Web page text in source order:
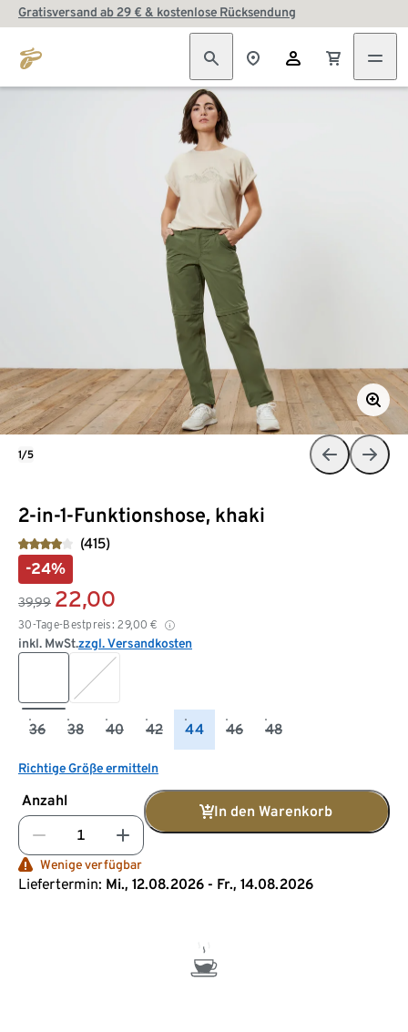
Gratisversand ab 29 € & kostenlose Rücksendung
2-in-1-Funktionshose, khaki
(415)
-24%
39,99 22,00
30-Tage-Bestpreis: 29,00 €
inkl. MwSt.zzgl. Versandkosten
36 38 40 42 44 46 48
Richtige Größe ermitteln
Anzahl
In den Warenkorb
Wenige verfügbar
Liefertermin: Mi., 12.08.2026 - Fr., 14.08.2026
1/5